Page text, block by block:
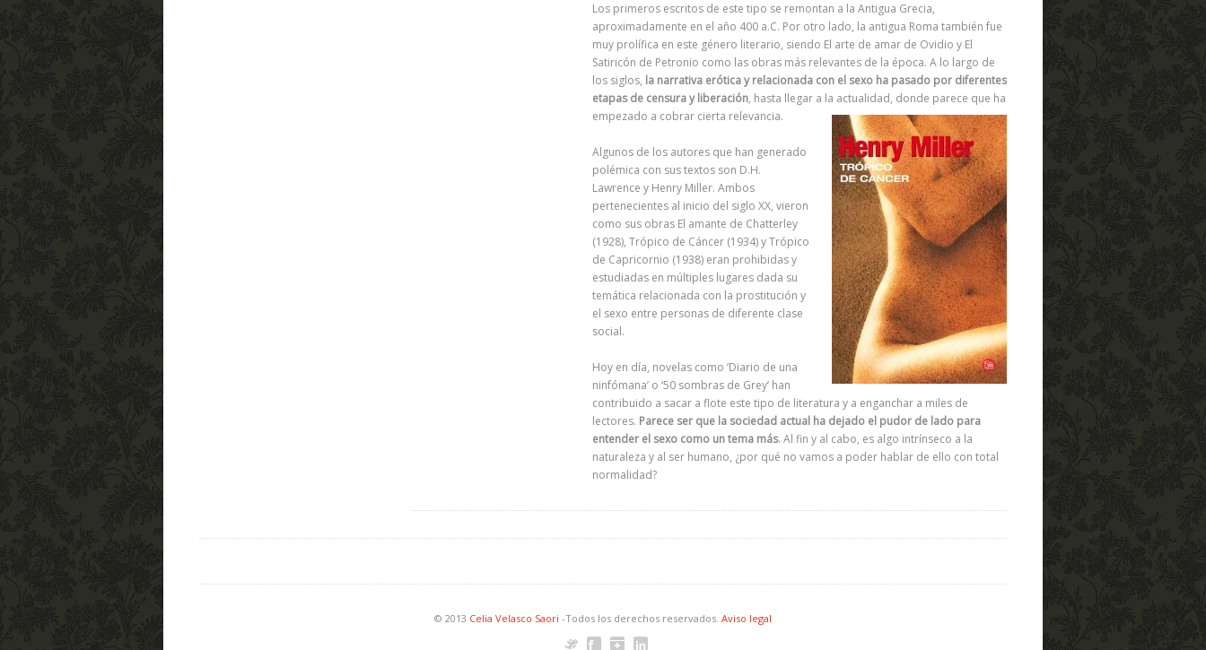
Los primeros escritos de este tipo se remontan a la Antigua Grecia,
aproximadamente en el año 400 a.C. Por otro lado, la antigua Roma también fue
muy prolífica en este género literario, siendo El arte de amar de Ovidio y El
Satiricón de Petronio como las obras más relevantes de la época. A lo largo de
los siglos, la narrativa erótica y relacionada con el sexo ha pasado por diferentes
etapas de censura y liberación, hasta llegar a la actualidad, donde parece que ha
empezado a cobrar cierta relevancia.
Algunos de los autores que han generado
polémica con sus textos son D.H.
Lawrence y Henry Miller. Ambos
pertenecientes al inicio del siglo XX, vieron
como sus obras El amante de Chatterley
(1928), Trópico de Cáncer (1934) y Trópico
de Capricornio (1938) eran prohibidas y
estudiadas en múltiples lugares dada su
temática relacionada con la prostitución y
el sexo entre personas de diferente clase
social.
Hoy en día, novelas como ’Diario de una
ninfómana’ o ‘50 sombras de Grey’ han
contribuido a sacar a flote este tipo de literatura y a enganchar a miles de
lectores. Parece ser que la sociedad actual ha dejado el pudor de lado para
entender el sexo como un tema más. Al fin y al cabo, es algo intrínseco a la
naturaleza y al ser humano, ¿por qué no vamos a poder hablar de ello con total
normalidad?
© 2013 Celia Velasco Saori -Todos los derechos reservados. Aviso legal